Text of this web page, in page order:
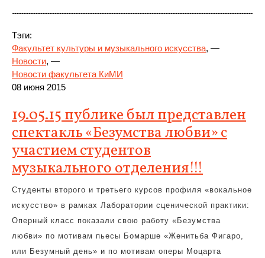
Тэги:
Факультет культуры и музыкального искусства, —
Новости, —
Новости факультета КиМИ
08 июня 2015
19.05.15 публике был представлен
спектакль «Безумства любви» с
участием студентов
музыкального отделения!!!
Студенты второго и третьего курсов профиля «вокальное
искусство» в рамках Лаборатории сценической практики:
Оперный класс показали свою работу «Безумства
любви» по мотивам пьесы Бомарше «Женитьба Фигаро,
или Безумный день» и по мотивам оперы Моцарта